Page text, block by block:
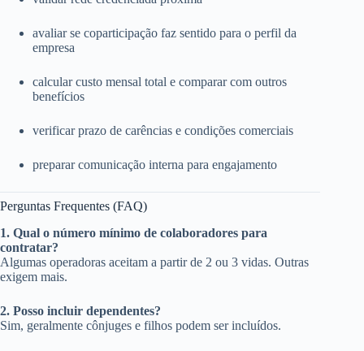
avaliar se coparticipação faz sentido para o perfil da
empresa
calcular custo mensal total e comparar com outros
benefícios
verificar prazo de carências e condições comerciais
preparar comunicação interna para engajamento
Perguntas Frequentes (FAQ)
1. Qual o número mínimo de colaboradores para
contratar?
Algumas operadoras aceitam a partir de 2 ou 3 vidas. Outras
exigem mais.
2. Posso incluir dependentes?
Sim, geralmente cônjuges e filhos podem ser incluídos.